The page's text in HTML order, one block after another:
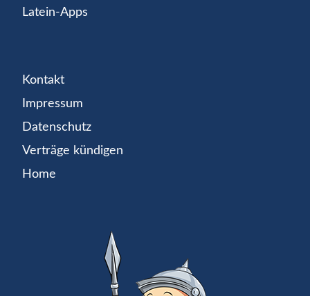
Latein-Apps
Kontakt
Impressum
Datenschutz
Verträge kündigen
Home